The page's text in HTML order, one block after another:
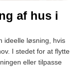
af hus i
ideelle løsning, hvis
I stedet for at flytte
eller tilpasse